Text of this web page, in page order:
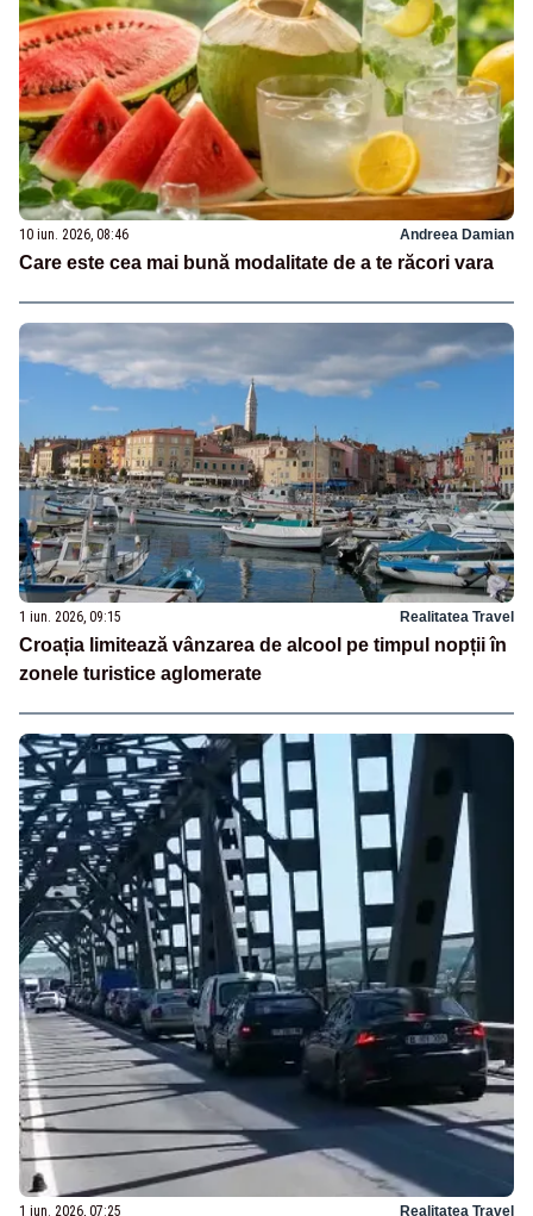
10 iun. 2026, 08:46 Andreea Damian
Care este cea mai bună modalitate de a te răcori vara
1 iun. 2026, 09:15 Realitatea Travel
Croația limitează vânzarea de alcool pe timpul nopții în
zonele turistice aglomerate
1 iun. 2026, 07:25 Realitatea Travel